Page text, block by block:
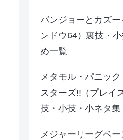
バンジョーとカズ
ンドウ64）裏技・
め一覧
メタモル・パニッ
スターズ!!（プレイ
技・小技・小ネタ
メジャーリーグベ